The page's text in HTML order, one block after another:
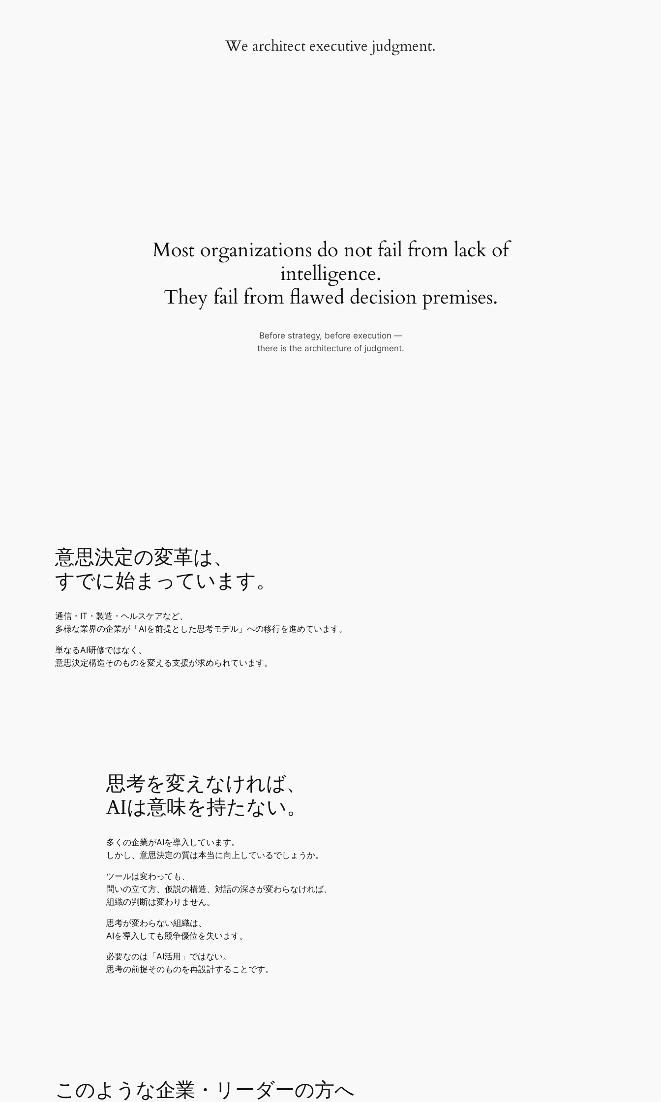
We architect executive judgment.
Most organizations do not fail from lack of
intelligence.
They fail from flawed decision premises.
Before strategy, before execution —
there is the architecture of judgment.
意思決定の変革は、
すでに始まっています。
通信・IT・製造・ヘルスケアなど、
多様な業界の企業が「AIを前提とした思考モデル」への移行を進めています。
単なるAI研修ではなく、
意思決定構造そのものを変える支援が求められています。
思考を変えなければ、
AIは意味を持たない。
多くの企業がAIを導入しています。
しかし、意思決定の質は本当に向上しているでしょうか。
ツールは変わっても、
問いの立て方、仮説の構造、対話の深さが変わらなければ、
組織の判断は変わりません。
思考が変わらない組織は、
AIを導入しても競争優位を失います。
必要なのは「AI活用」ではない。
思考の前提そのものを再設計することです。
このような企業・リーダーの方へ